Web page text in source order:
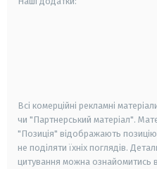
Всі комерційні рекламні
чи "Партнерський матеріал".
"Позиція" відображають
не поділяти їхніх поглядів.
цитування можна ознайомитись